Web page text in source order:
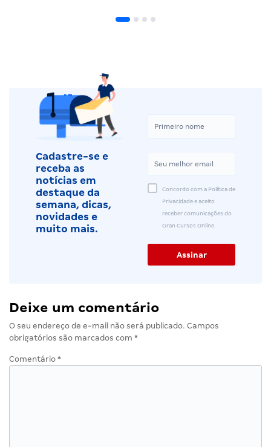
Cadastre-se e
receba as
notícias em
destaque da
semana, dicas,
novidades e
muito mais.
Concordo com a Política de
Privacidade e aceito
receber comunicações do
Gran Cursos Online.
Deixe um comentário
O seu endereço de e-mail não será publicado. Campos
obrigatórios são marcados com *
Comentário *